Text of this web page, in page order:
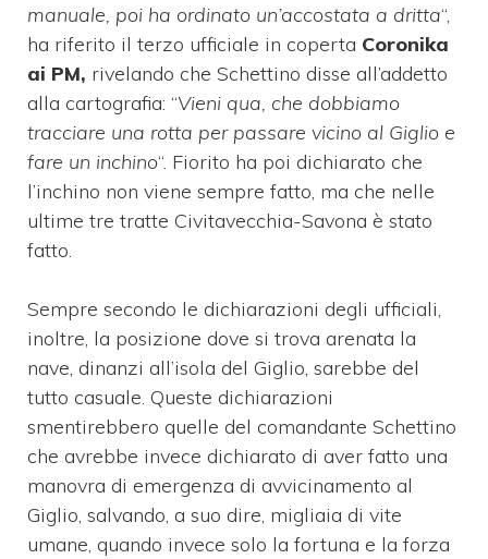
manuale, poi ha ordinato un’accostata a dritta“,
ha riferito il terzo ufficiale in coperta Coronika
ai PM, rivelando che Schettino disse all’addetto
alla cartografia: “Vieni qua, che dobbiamo
tracciare una rotta per passare vicino al Giglio e
fare un inchino“. Fiorito ha poi dichiarato che
l’inchino non viene sempre fatto, ma che nelle
ultime tre tratte Civitavecchia-Savona è stato
fatto.
Sempre secondo le dichiarazioni degli ufficiali,
inoltre, la posizione dove si trova arenata la
nave, dinanzi all’isola del Giglio, sarebbe del
tutto casuale. Queste dichiarazioni
smentirebbero quelle del comandante Schettino
che avrebbe invece dichiarato di aver fatto una
manovra di emergenza di avvicinamento al
Giglio, salvando, a suo dire, migliaia di vite
umane, quando invece solo la fortuna e la forza